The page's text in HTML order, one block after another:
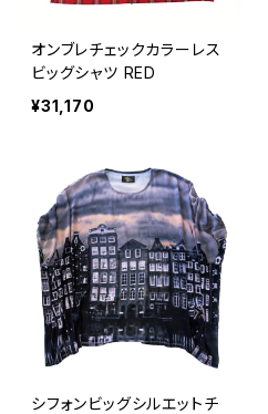
オンブレチェックカラーレス
ビッグシャツ RED
¥31,170
シフォンビッグシルエットチ